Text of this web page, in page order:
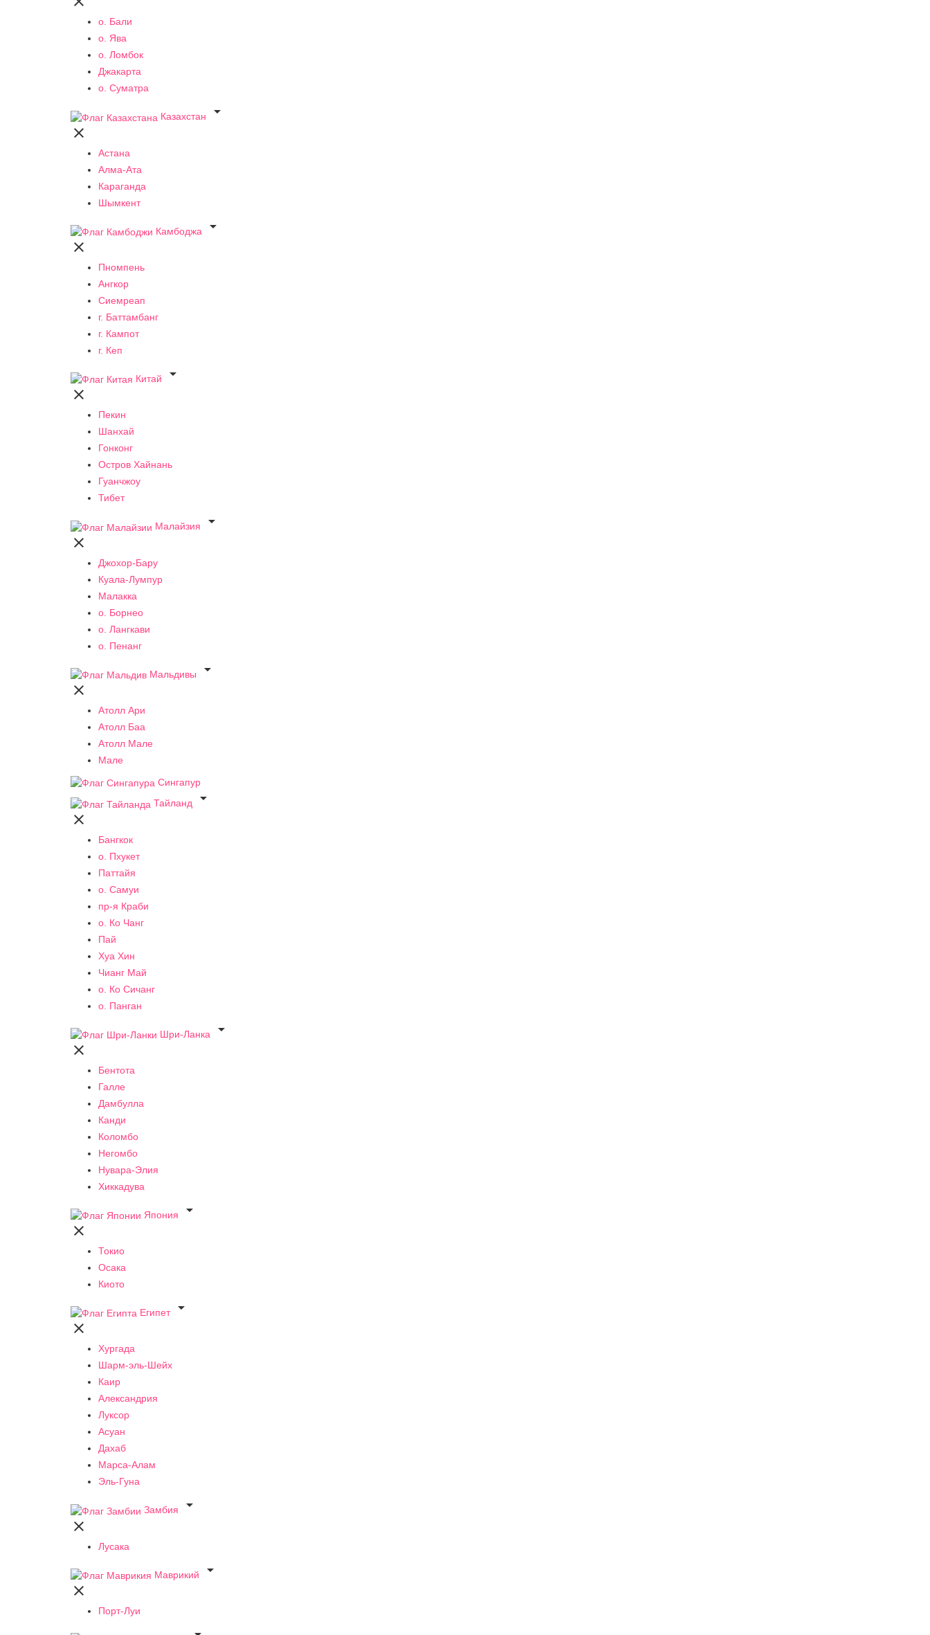
о. Бали
о. Ява
о. Ломбок
Джакарта
о. Суматра
Казахстан


Астана
Алма-Ата
Караганда
Шымкент
Камбоджа


Пномпень
Ангкор
Сиемреап
г. Баттамбанг
г. Кампот
г. Кеп
Китай


Пекин
Шанхай
Гонконг
Остров Хайнань
Гуанчжоу
Тибет
Малайзия


Джохор-Бару
Куала-Лумпур
Малакка
о. Борнео
о. Лангкави
о. Пенанг
Мальдивы


Атолл Ари
Атолл Баа
Атолл Мале
Мале
Сингапур
Тайланд


Бангкок
о. Пхукет
Паттайя
о. Самуи
пр-я Краби
о. Ко Чанг
Пай
Хуа Хин
Чианг Май
о. Ко Сичанг
о. Панган
Шри-Ланка


Бентота
Галле
Дамбулла
Канди
Коломбо
Негомбо
Нувара-Элия
Хиккадува
Япония


Токио
Осака
Киото
Египет


Хургада
Шарм-эль-Шейх
Каир
Александрия
Луксор
Асуан
Дахаб
Марса-Алам
Эль-Гуна
Замбия


Лусака
Маврикий


Порт-Луи